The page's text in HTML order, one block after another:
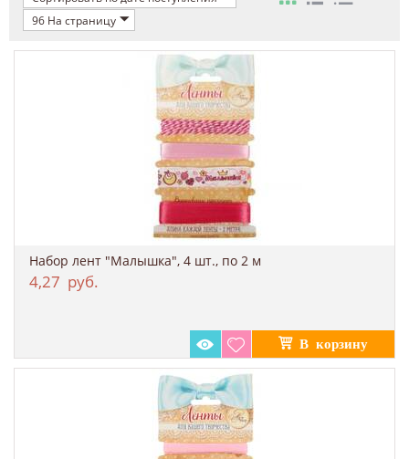
96 На страницу
Набор лент "Малышка", 4 шт., по 2 м
4,27 руб.